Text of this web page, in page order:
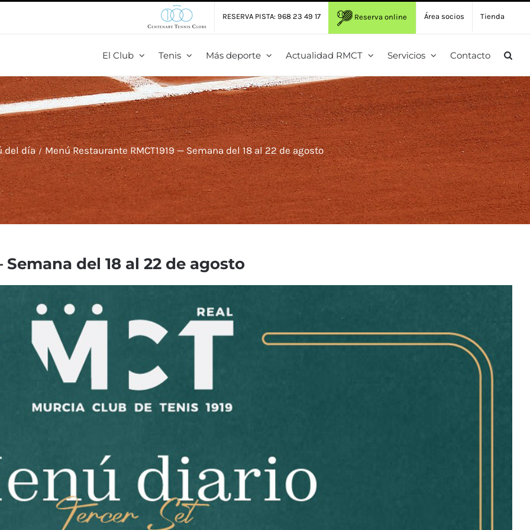
RESERVA PISTA: 968 23 49 17 Reserva online Área socios Tienda
El Club Tenis Más deporte Actualidad RMCT Servicios Contacto
del día Menú Restaurante RMCT1919 — Semana del 18 al 22 de agosto
del 18 al 22 de agosto